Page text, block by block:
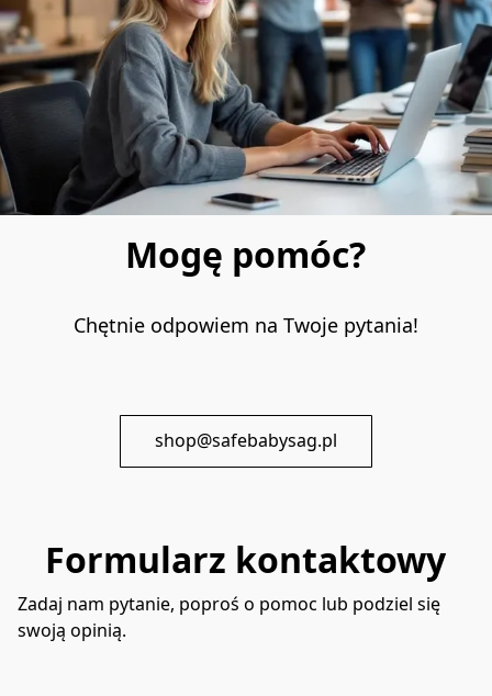
Mogę pomóc?
Chętnie odpowiem na Twoje pytania!
shop@safebabysag.pl
Formularz kontaktowy
Zadaj nam pytanie, poproś o pomoc lub podziel się
swoją opinią.